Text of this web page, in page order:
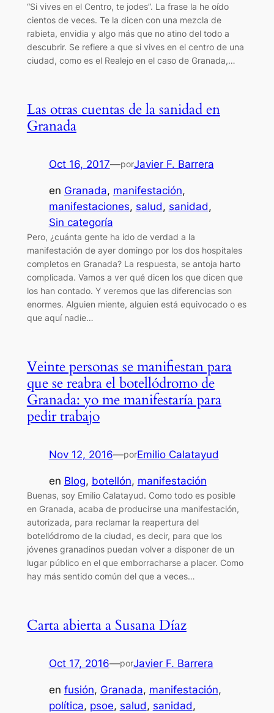
“Si vives en el Centro, te jodes”. La frase la he oído
cientos de veces. Te la dicen con una mezcla de
rabieta, envidia y algo más que no atino del todo a
descubrir. Se refiere a que si vives en el centro de una
ciudad, como es el Realejo en el caso de Granada,…
Las otras cuentas de la sanidad en
Granada
Oct 16, 2017—porJavier F. Barrera
en Granada, manifestación
manifestaciones, salud, sanidad
Sin categoría
Pero, ¿cuánta gente ha ido de verdad a la
manifestación de ayer domingo por los dos hospitales
completos en Granada? La respuesta, se antoja harto
complicada. Vamos a ver qué dicen los que dicen que
los han contado. Y veremos que las diferencias son
enormes. Alguien miente, alguien está equivocado o es
que aquí nadie…
Veinte personas se manifiestan para
que se reabra el botellódromo de
Granada: yo me manifestaría para
pedir trabajo
Nov 12, 2016—porEmilio Calatayud
en Blog, botellón, manifestación
Buenas, soy Emilio Calatayud. Como todo es posible
en Granada, acaba de producirse una manifestación,
autorizada, para reclamar la reapertura del
botellódromo de la ciudad, es decir, para que los
jóvenes granadinos puedan volver a disponer de un
lugar público en el que emborracharse a placer. Como
hay más sentido común del que a veces…
Carta abierta a Susana Díaz
Oct 17, 2016—porJavier F. Barrera
en fusión, Granada, manifestación
política, psoe, salud, sanidad